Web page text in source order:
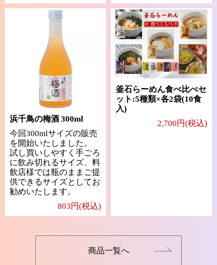
浜千鳥の梅酒 300ml
今回300mlサイズの販売
を開始いたしました。
試し買いしやすく手ごろ
に飲み切れるサイズ、料
飲店様では瓶のままご提
供できるサイズとしてお
勧めいたします。
803円(税込)
釜石らーめん食べ比べセ
ット:5種類×各2袋(10食
入)
2,700円(税込)
商品一覧へ